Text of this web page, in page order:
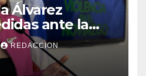
Álvarez
ante la
noviazgo
REDACCION